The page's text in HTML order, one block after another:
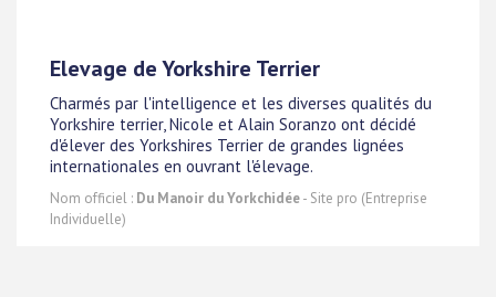
Elevage de Yorkshire Terrier
Charmés par l'intelligence et les diverses qualités du
Yorkshire terrier, Nicole et Alain Soranzo ont décidé
d'élever des Yorkshires Terrier de grandes lignées
internationales en ouvrant l'élevage.
Nom officiel : Du Manoir du Yorkchidée- Site pro (Entreprise
Individuelle)